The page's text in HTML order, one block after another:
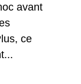
avant
ce